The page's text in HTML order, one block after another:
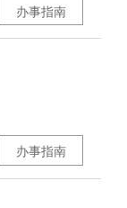
办事指南
办事指南